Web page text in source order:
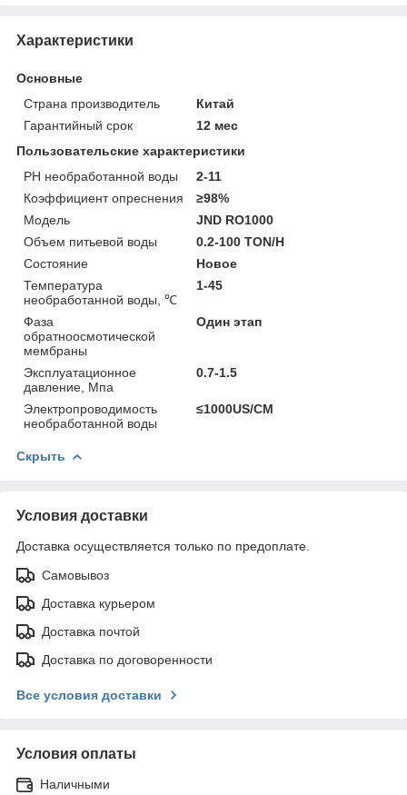
Характеристики
Основные
Страна производитель
Китай
Гарантийный срок
12 мес
Пользовательские характеристики
PH необработанной воды
2-11
Коэффициент опреснения
≥98%
Модель
JND RO1000
Объем питьевой воды
0.2-100 TON/H
Состояние
Новое
Температура
необработанной воды, ℃
1-45
Фаза
обратноосмотической
мембраны
Один этап
Эксплуатационное
давление, Мпа
0.7-1.5
Электропроводимость
необработанной воды
≤1000US/CM
Скрыть
Условия доставки
Доставка осуществляется только по предоплате.
Самовывоз
Доставка курьером
Доставка почтой
Доставка по договоренности
Все условия доставки
Условия оплаты
Наличными